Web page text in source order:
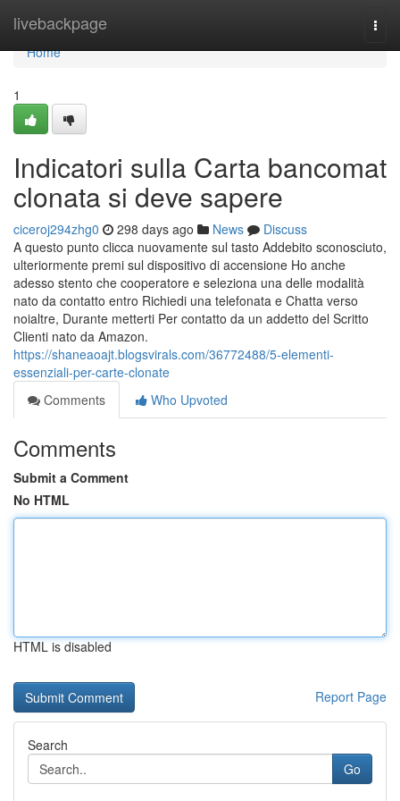
livebackpage
Home
Home
1
Indicatori sulla Carta bancomat
clonata si deve sapere
ciceroj294zhg0 298 days ago News
Discuss
A questo punto clicca nuovamente sul tasto Addebito sconosciuto,
ulteriormente premi sul dispositivo di accensione Ho anche
adesso stento che cooperatore e seleziona una delle modalità
nato da contatto entro Richiedi una telefonata e Chatta verso
noialtre, Durante metterti Per contatto da un addetto del Scritto
Clienti nato da Amazon.
https://shaneaoajt.blogsvirals.com/36772488/5-elementi-
essenziali-per-carte-clonate
Comments
Who Upvoted
Comments
Submit a Comment
No HTML
HTML is disabled
Report Page
Search
Go